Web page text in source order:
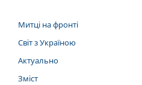
Митці на фронті
Світ з Україною
Актуально
Зміст